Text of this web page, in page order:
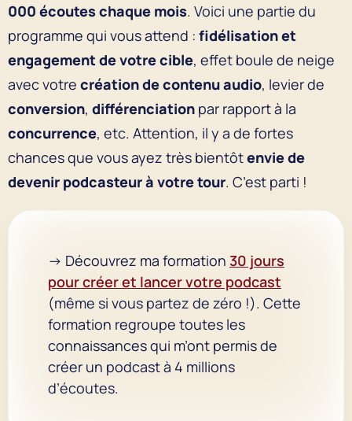
000 écoutes chaque mois. Voici une partie du
programme qui vous attend : fidélisation et
engagement de votre cible, effet boule de neige
avec votre création de contenu audio, levier de
conversion, différenciation par rapport à la
concurrence, etc. Attention, il y a de fortes
chances que vous ayez très bientôtenvie de
devenir podcasteur à votre tour. C’est parti !
→ Découvrez ma formation 30 jours
pour créer et lancer votre podcast
(même si vous partez de zéro !). Cette
formation regroupe toutes les
connaissances qui m’ont permis de
créer un podcast à 4 millions
d’écoutes.